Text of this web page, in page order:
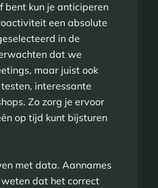
bent kun je anticiperen
een absolute
in de
dat we
maar juist ook
interessante
Zo zorg je ervoor
op tijd kunt bijsturen
met data. Aannames
dat het correct